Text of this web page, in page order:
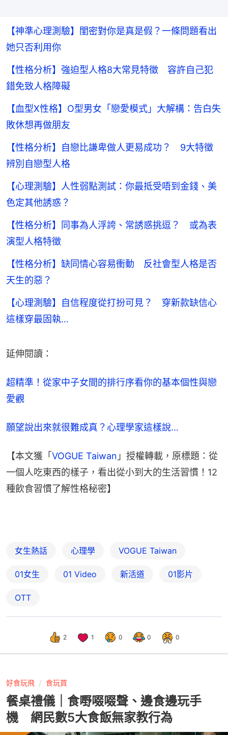
【神準心理測驗】閨密對你是真是假？一條問題看出
她只否利用你
【性格分析】強迫型人格8大常見特徵 容許自己犯
錯免致人格障礙
【血型X性格】O型男女「戀愛模式」大解構：告白失
敗休想再做朋友
【性格分析】自戀比謙卑做人更易成功？ 9大特徵
辨別自戀型人格
【心理測驗】人性弱點測試：你最抵受唔到金錢、美
色定其他誘惑？
【性格分析】同事為人浮誇、常誘惑挑逗？ 或為表
演型人格特徵
【性格分析】缺同情心容易衝動 反社會型人格是否
天生的惡？
【心理測驗】自信程度從打扮可見？ 穿新款缺信心
這樣穿最固執…
延伸閱讀：
超精準！從家中子女間的排行序看你的基本個性與戀
愛觀
願望說出來就很難成真？心理學家這樣說…
【本文獲「VOGUE Taiwan 」授權轉載，原標題：從
一個人吃東西的樣子，看出從小到大的生活習慣！12
種飲食習慣了解性格秘密】
女生熱話 心理學 VOGUE Taiwan
01女生 01 Video 新活道 01影片
OTT
2 1 0 0 0
好食玩飛 食玩買
餐桌禮儀｜食嘢啜啜聲、邊食邊玩手
機 網民數5大食飯無家教行為